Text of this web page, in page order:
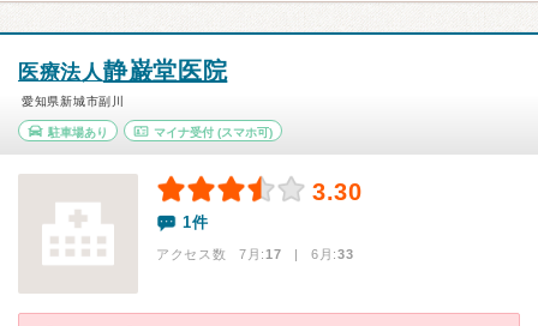
医療法人静巌堂医院
愛知県新城市副川
駐車場あり マイナ受付(スマホ可)
3.30
1件
アクセス数 7月:17 | 6月:33